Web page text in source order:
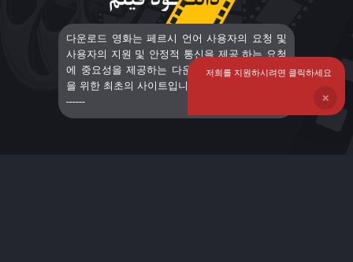
다운로드 영화는 페르시 언어 사용자의 요청 및
사용자의 지원 및 안정적 통신을 제공 하는 요청
에 중요성을 제공하는 다운로드 영화 및 연속물
을 위한 최초의 사이트입니다. 자막 영화< a> ----
------
저희를 지원하시려면 클릭하세요
❌